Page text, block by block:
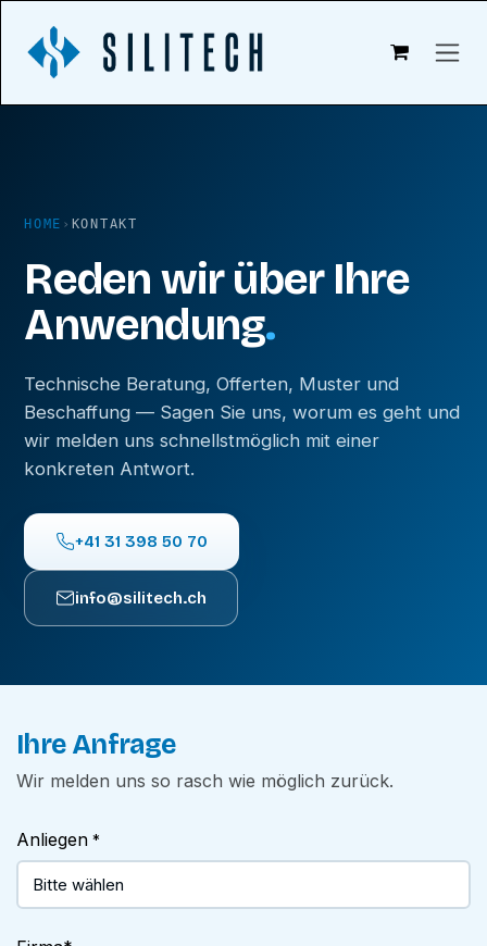
HOME › KONTAKT
Reden wir über Ihre
Anwendung.
Technische Beratung, Offerten, Muster und
Beschaffung — Sagen Sie uns, worum es geht und
wir melden uns schnellstmöglich mit einer
konkreten Antwort.
+41 31 398 50 70
info@silitech.ch
Ihre Anfrage
Wir melden uns so rasch wie möglich zurück.
Anliegen *